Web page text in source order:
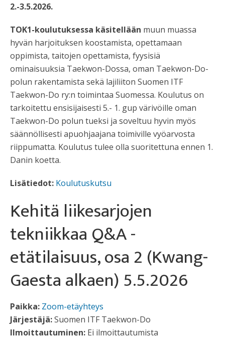
2.-3.5.2026.
TOK1-koulutuksessa käsitellään muun muassa
hyvän harjoituksen koostamista, opettamaan
oppimista, taitojen opettamista, fyysisiä
ominaisuuksia Taekwon-Dossa, oman Taekwon-Do-
polun rakentamista sekä lajiliiton Suomen ITF
Taekwon-Do ry:n toimintaa Suomessa. Koulutus on
tarkoitettu ensisijaisesti 5.- 1. gup värivöille oman
Taekwon-Do polun tueksi ja soveltuu hyvin myös
säännöllisesti apuohjaajana toimiville vyöarvosta
riippumatta. Koulutus tulee olla suoritettuna ennen 1.
Danin koetta.
Lisätiedot: Koulutuskutsu
Kehitä liikesarjojen
tekniikkaa Q&A -
etätilaisuus, osa 2 (Kwang-
Gaesta alkaen) 5.5.2026
Paikka: Zoom-etäyhteys
Järjestäjä:Suomen ITF Taekwon-Do
Ilmoittautuminen: Ei ilmoittautumista